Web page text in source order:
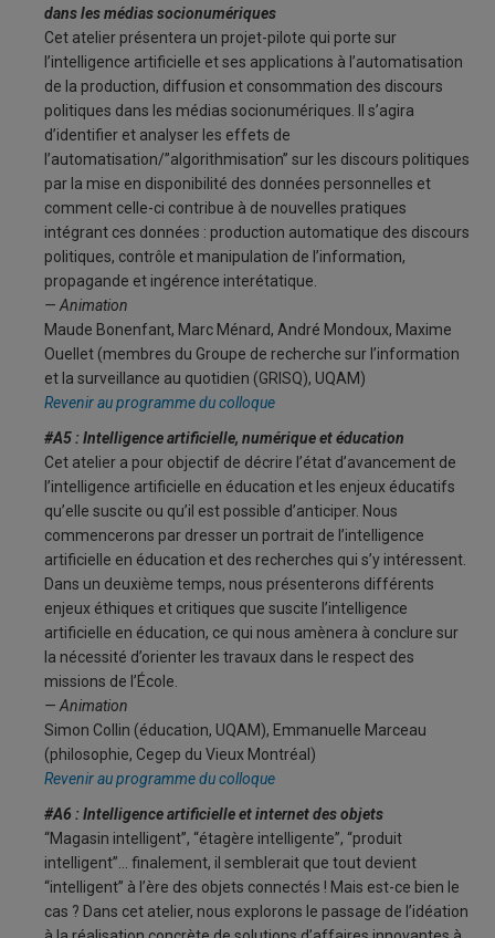
dans les médias socionumériques
Cet atelier présentera un projet-pilote qui porte sur
l’intelligence artificielle et ses applications à l’automatisation
de la production, diffusion et consommation des discours
politiques dans les médias socionumériques. Il s’agira
d’identifier et analyser les effets de
l’automatisation/”algorithmisation” sur les discours politiques
par la mise en disponibilité des données personnelles et
comment celle-ci contribue à de nouvelles pratiques
intégrant ces données : production automatique des discours
politiques, contrôle et manipulation de l’information,
propagande et ingérence interétatique.
— Animation
Maude Bonenfant, Marc Ménard, André Mondoux, Maxime
Ouellet (membres du Groupe de recherche sur l’information
et la surveillance au quotidien (GRISQ), UQAM)
Revenir au programme du colloque
#A5 : Intelligence artificielle, numérique et éducation
Cet atelier a pour objectif de décrire l’état d’avancement de
l’intelligence artificielle en éducation et les enjeux éducatifs
qu’elle suscite ou qu’il est possible d’anticiper. Nous
commencerons par dresser un portrait de l’intelligence
artificielle en éducation et des recherches qui s’y intéressent.
Dans un deuxième temps, nous présenterons différents
enjeux éthiques et critiques que suscite l’intelligence
artificielle en éducation, ce qui nous amènera à conclure sur
la nécessité d’orienter les travaux dans le respect des
missions de l’École.
— Animation
Simon Collin (éducation, UQAM), Emmanuelle Marceau
(philosophie, Cegep du Vieux Montréal)
Revenir au programme du colloque
#A6 : Intelligence artificielle et internet des objets
“Magasin intelligent”, “étagère intelligente”, “produit
intelligent”… finalement, il semblerait que tout devient
“intelligent” à l’ère des objets connectés ! Mais est-ce bien le
cas ? Dans cet atelier, nous explorons le passage de l’idéation